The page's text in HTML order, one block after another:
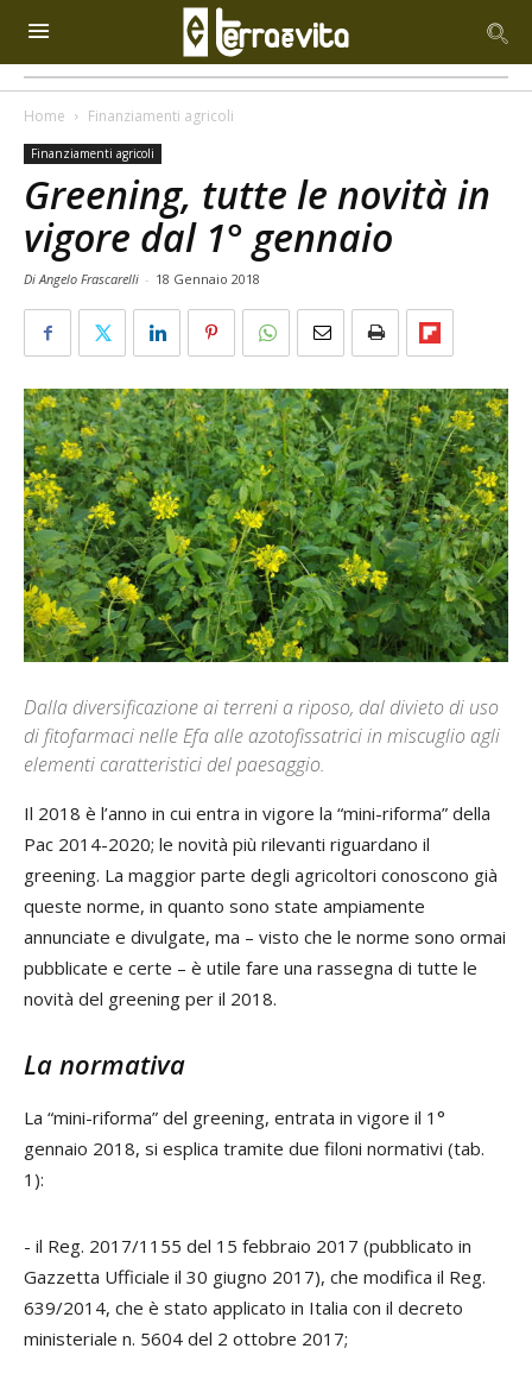
Home Finanziamenti agricoli
Finanziamenti agricoli
Greening, tutte le novità in
vigore dal 1° gennaio
Di Angelo Frascarelli - 18 Gennaio 2018
Dalla diversificazione ai terreni a riposo, dal divieto di uso
di fitofarmaci nelle Efa alle azotofissatrici in miscuglio agli
elementi caratteristici del paesaggio.
Il 2018 è l’anno in cui entra in vigore la “mini-riforma” della
Pac 2014-2020; le novità più rilevanti riguardano il
greening. La maggior parte degli agricoltori conoscono già
queste norme, in quanto sono state ampiamente
annunciate e divulgate, ma – visto che le norme sono ormai
pubblicate e certe – è utile fare una rassegna di tutte le
novità del greening per il 2018.
La normativa
La “mini-riforma” del greening, entrata in vigore il 1°
gennaio 2018, si esplica tramite due filoni normativi (tab.
1):
- il Reg. 2017/1155 del 15 febbraio 2017 (pubblicato in
Gazzetta Ufficiale il 30 giugno 2017), che modifica il Reg.
639/2014, che è stato applicato in Italia con il decreto
ministeriale n. 5604 del 2 ottobre 2017;